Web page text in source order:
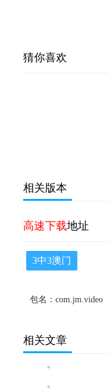
猜你喜欢
相关版本
高速下载地址
3中3澳门
包名：com.jm.video
相关文章